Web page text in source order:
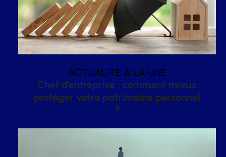
ACTUALITÉ À LA UNE
Chef d’entreprise : comment mieux
protéger votre patrimoine personnel
?